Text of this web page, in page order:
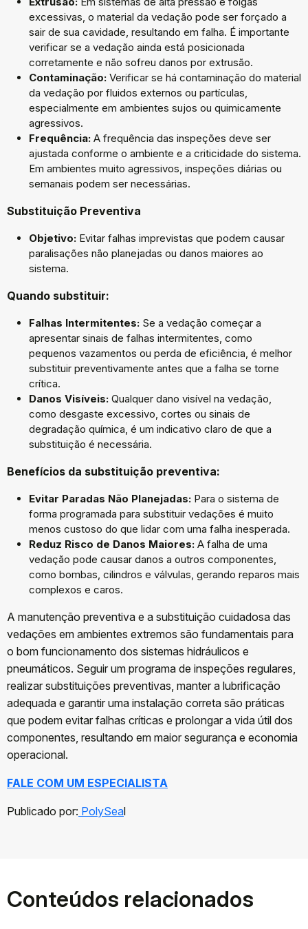
excessivas, o material da vedação pode ser forçado a
sair de sua cavidade, resultando em falha. É importante
verificar se a vedação ainda está posicionada
corretamente e não sofreu danos por extrusão.
Contaminação: Verificar se há contaminação do material
da vedação por fluidos externos ou partículas,
especialmente em ambientes sujos ou quimicamente
agressivos.
Frequência: A frequência das inspeções deve ser
ajustada conforme o ambiente e a criticidade do sistema.
Em ambientes muito agressivos, inspeções diárias ou
semanais podem ser necessárias.
Substituição Preventiva
Objetivo: Evitar falhas imprevistas que podem causar
paralisações não planejadas ou danos maiores ao
sistema.
Quando substituir:
Falhas Intermitentes: Se a vedação começar a
apresentar sinais de falhas intermitentes, como
pequenos vazamentos ou perda de eficiência, é melhor
substituir preventivamente antes que a falha se torne
crítica.
Danos Visíveis: Qualquer dano visível na vedação,
como desgaste excessivo, cortes ou sinais de
degradação química, é um indicativo claro de que a
substituição é necessária.
Benefícios da substituição preventiva:
Evitar Paradas Não Planejadas: Para o sistema de
forma programada para substituir vedações é muito
menos custoso do que lidar com uma falha inesperada.
Reduz Risco de Danos Maiores: A falha de uma
vedação pode causar danos a outros componentes,
como bombas, cilindros e válvulas, gerando reparos mais
complexos e caros.
A manutenção preventiva e a substituição cuidadosa das
vedações em ambientes extremos são fundamentais para
o bom funcionamento dos sistemas hidráulicos e
pneumáticos. Seguir um programa de inspeções regulares,
realizar substituições preventivas, manter a lubrificação
adequada e garantir uma instalação correta são práticas
que podem evitar falhas críticas e prolongar a vida útil dos
componentes, resultando em maior segurança e economia
operacional.
FALE COM UM ESPECIALISTA
Publicado por: PolySeal
Conteúdos relacionados